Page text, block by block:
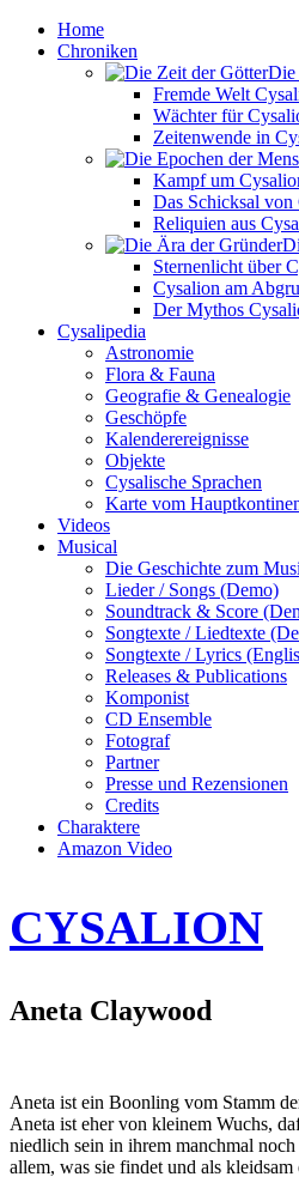
Home
Chroniken
Die
Fremde Welt
Wächter für
Zeitenwende in
Kampf um
Das Schicksal
Reliquien aus
Sternenlicht über
Cysalion am
Der Mythos
Cysalipedia
Astronomie
Flora & Fauna
Geografie & Genealogie
Geschöpfe
Kalenderereignisse
Objekte
Cysalische Sprachen
Karte vom
Videos
Musical
Die Geschichte zum
Lieder / Songs (Demo)
Soundtrack & Score
Songtexte / Liedtexte
Songtexte / Lyrics
Releases & Publications
Komponist
CD Ensemble
Fotograf
Partner
Presse und Rezensionen
Credits
Charaktere
Amazon Video
CYSALION
Aneta Claywood
Aneta ist ein Boonling vom Stamm
Aneta ist eher von kleinem Wuchs,
niedlich sein in ihrem manchmal
allem, was sie findet und als kleidsam